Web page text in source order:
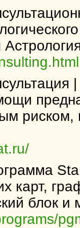
риском,
карт,
блок и